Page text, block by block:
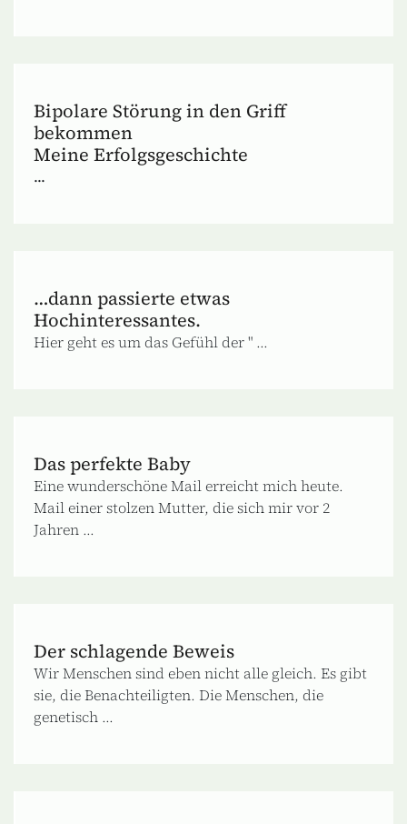
Bipolare Störung in den Griff
bekommen
Meine Erfolgsgeschichte
...
…dann passierte etwas
Hochinteressantes.
Hier geht es um das Gefühl der " ...
Das perfekte Baby
Eine wunderschöne Mail erreicht mich heute.
Mail einer stolzen Mutter, die sich mir vor 2
Jahren ...
Der schlagende Beweis
Wir Menschen sind eben nicht alle gleich. Es gibt
sie, die Benachteiligten. Die Menschen, die
genetisch ...